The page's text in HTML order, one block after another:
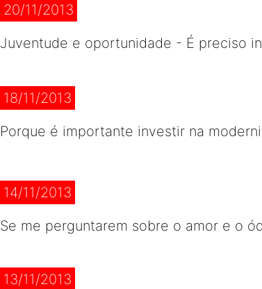
20/11/2013
Juventude e oportunidade - É preciso
18/11/2013
Porque é importante investir na
14/11/2013
Se me perguntarem sobre o amor e o
13/11/2013